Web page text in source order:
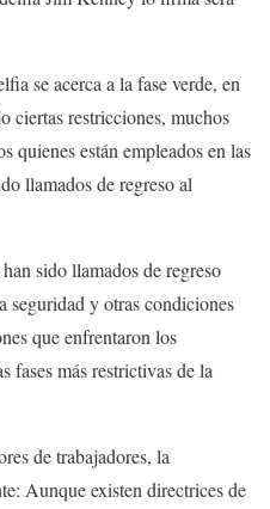
se acerca a la fase verde, en
ciertas restricciones, muchos
quienes están empleados en las
llamados de regreso al
sido llamados de regreso
seguridad y otras condiciones
que enfrentaron los
fases más restrictivas de la
de trabajadores, la
Aunque existen directrices de